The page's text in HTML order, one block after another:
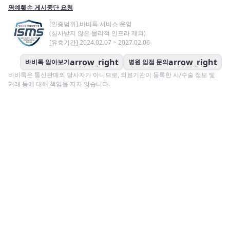
명예훼손 게시중단 요청
[인증범위] 바비톡 서비스 운영
(심사받지 않은 물리적 인프라 제외)
[유효기간] 2024.02.07 ~ 2027.02.06
바비톡 알아보기arrow_right 병원 입점 문의arrow_right
바비톡은 통신판매의 당사자가 아니므로, 의료기관이 등록한 시/수술 정보 및
거래 등에 대해 책임을 지지 않습니다.